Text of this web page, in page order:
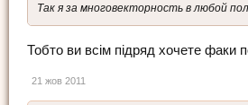
Так я за многовекторность в любой
Тобто ви всім підряд хочете факи
21 жов 2011